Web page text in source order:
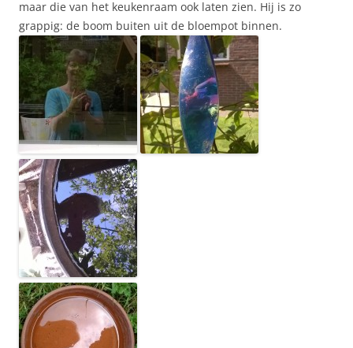
maar die van het keukenraam ook laten zien. Hij is zo
grappig: de boom buiten uit de bloempot binnen.